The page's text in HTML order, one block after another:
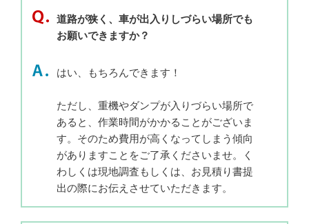
道路が狭く、車が出入りしづらい場所でも
お願いできますか？
はい、もちろんできます！
ただし、重機やダンプが入りづらい場所で
あると、作業時間がかかることがございま
す。そのため費用が高くなってしまう傾向
がありますことをご了承くださいませ。く
わしくは現地調査もしくは、お見積り書提
出の際にお伝えさせていただきます。